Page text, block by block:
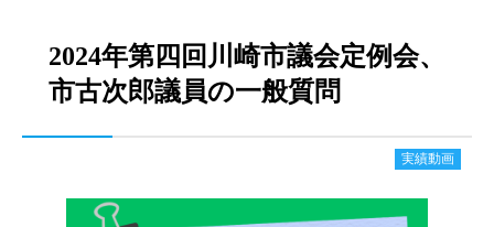
2024年第四回川崎市議会定例会、
市古次郎議員の一般質問
実績動画